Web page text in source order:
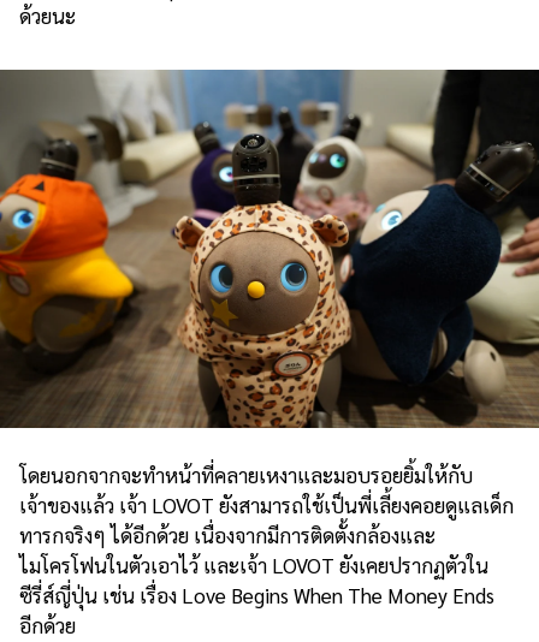
ด้วยนะ
โดยนอกจากจะทำหน้าที่คลายเหงาและมอบรอยยิ้มให้กับ
เจ้าของแล้ว เจ้า LOVOT ยังสามารถใช้เป็นพี่เลี้ยงคอยดูแลเด็ก
ทารกจริงๆ ได้อีกด้วย เนื่องจากมีการติดตั้งกล้องและ
ไมโครโฟนในตัวเอาไว้ และเจ้า LOVOT ยังเคยปรากฏตัวใน
ซีรี่ส์ญี่ปุ่น เช่น เรื่อง Love Begins When The Money Ends
อีกด้วย